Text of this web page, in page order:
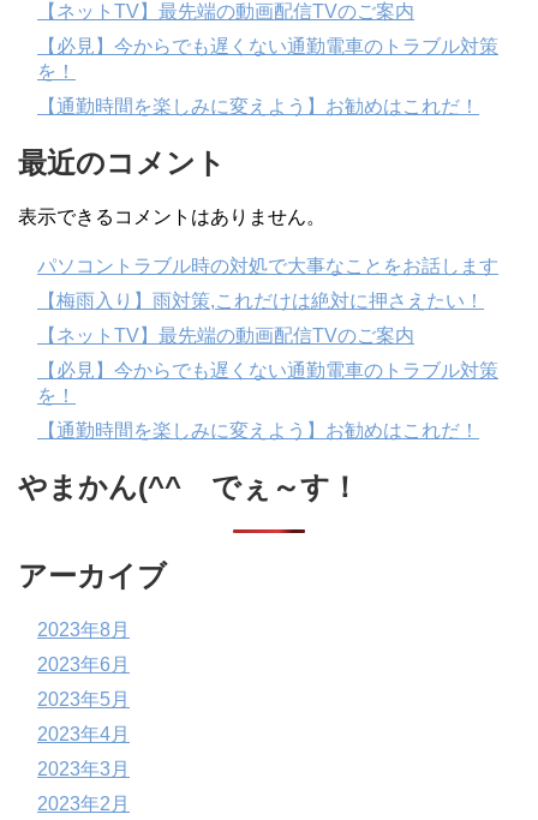
【ネットTV】最先端の動画配信TVのご案内
【必見】今からでも遅くない通勤電車のトラブル対策
を！
【通勤時間を楽しみに変えよう】お勧めはこれだ！
最近のコメント
表示できるコメントはありません。
パソコントラブル時の対処で大事なことをお話します
【梅雨入り】雨対策,これだけは絶対に押さえたい！
【ネットTV】最先端の動画配信TVのご案内
【必見】今からでも遅くない通勤電車のトラブル対策
を！
【通勤時間を楽しみに変えよう】お勧めはこれだ！
やまかん(^^ゞでぇ～す！
アーカイブ
2023年8月
2023年6月
2023年5月
2023年4月
2023年3月
2023年2月